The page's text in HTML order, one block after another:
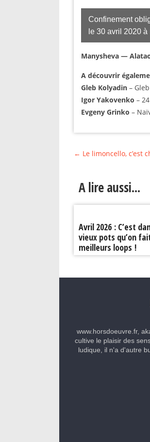
Confinement
le 30 avril 2020
Manysheva —
A découvrir
Gleb Kolyadin –
Igor Yakovenko –
Evgeny Grinko –
← Le limoncello, c’est
A lire aussi...
Avril 2026 : C’est
vieux pots qu’on
meilleurs loops !
www.horsdoeuvre.fr,
cultive le plaisir des
ludique, il n'a d'autre